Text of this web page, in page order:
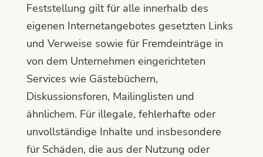
Feststellung gilt für alle innerhalb des
eigenen Internetangebotes gesetzten Links
und Verweise sowie für Fremdeinträge in
von dem Unternehmen eingerichteten
Services wie Gästebüchern,
Diskussionsforen, Mailinglisten und
ähnlichem. Für illegale, fehlerhafte oder
unvollständige Inhalte und insbesondere
für Schäden, die aus der Nutzung oder